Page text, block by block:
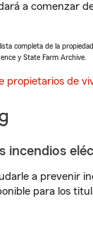
a comenzar
completa de la
y State Farm Archive.
propietarios de
incendios
a prevenir
para los